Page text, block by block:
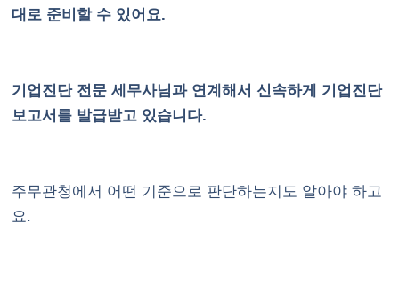
대로 준비할 수 있어요.
기업진단 전문 세무사님과 연계해서 신속하게 기업진단
보고서를 발급받고 있습니다.
주무관청에서 어떤 기준으로 판단하는지도 알아야 하고
요.